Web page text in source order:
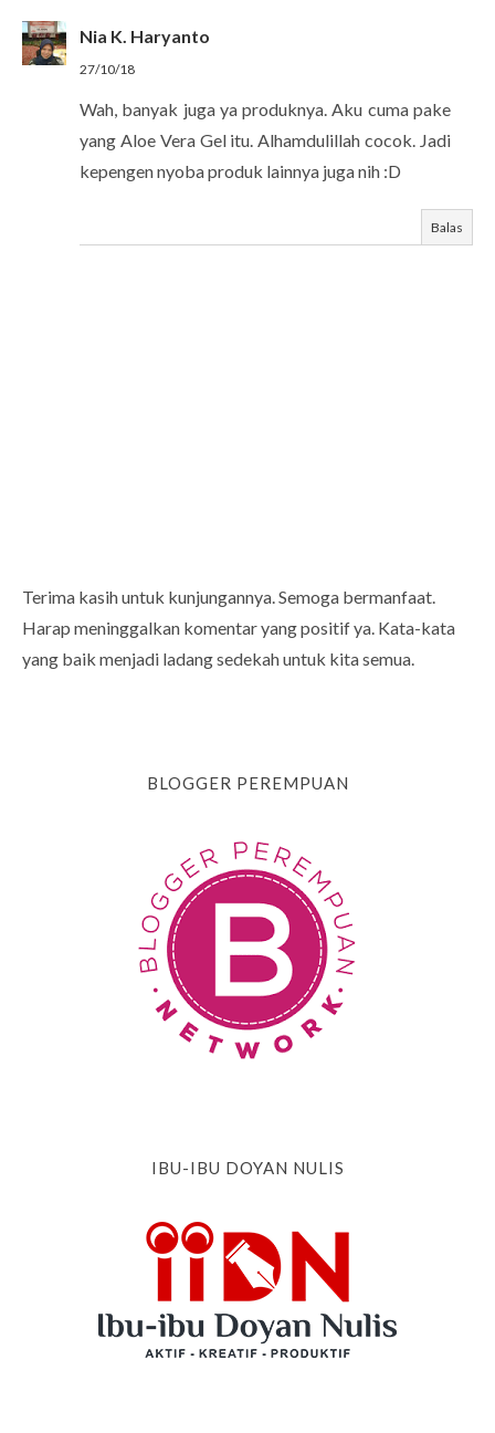
Nia K. Haryanto
27/10/18
Wah, banyak juga ya produknya. Aku cuma pake
yang Aloe Vera Gel itu. Alhamdulillah cocok. Jadi
kepengen nyoba produk lainnya juga nih :D
Balas
Terima kasih untuk kunjungannya. Semoga bermanfaat.
Harap meninggalkan komentar yang positif ya. Kata-kata
yang baik menjadi ladang sedekah untuk kita semua.
BLOGGER PEREMPUAN
IBU-IBU DOYAN NULIS